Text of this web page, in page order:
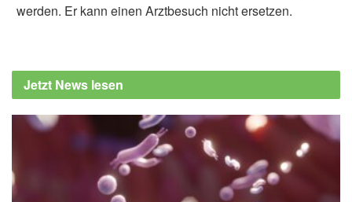
werden. Er kann einen Arztbesuch nicht ersetzen.
Jetzt News lesen